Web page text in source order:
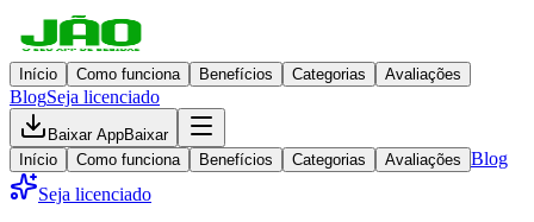
Início Como funciona Benefícios Categorias Avaliações
BlogSeja licenciado
Baixar AppBaixar
Início
Como funciona Benefícios Categorias Avaliações Blog
Seja licenciado